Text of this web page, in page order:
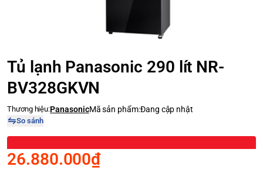
Tủ lạnh Panasonic 290 lít NR-
BV328GKVN
Thương hiệu:PanasonicMã sản phẩm:Đang cập nhật
So sánh
26.880.000₫